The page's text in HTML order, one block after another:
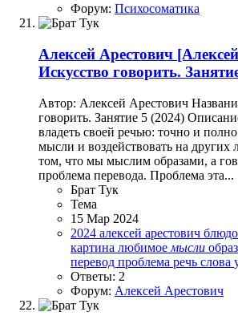
Форум: Психосоматика
Алексей Арестович
Искусство говорить.
Автор: Алексей Арестович
говорить. Занятие 5 (2024)
владеть своей речью: точно и
мысли и воздействовать на других
том, что мы мыслим образами, а
проблема перевода. Проблема эта...
Брат Тук
Тема
15 Мар 2024
2024 алексей арестович блюдо
картина любимое мысли
перевод проблема речь слова
Ответы: 2
Форум: Алексей Арестович